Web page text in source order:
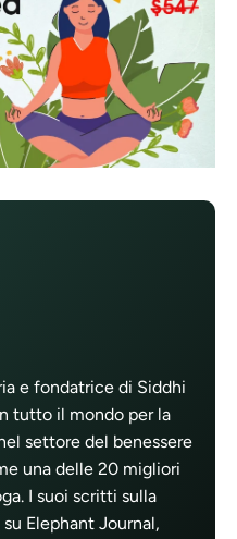
e fondatrice di Siddhi
tutto il mondo per la
settore del benessere
una delle 20 migliori
I suoi scritti sulla
Elephant Journal,